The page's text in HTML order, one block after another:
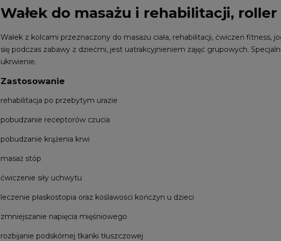
Wałek do masażu i rehabilitacji, roller
Wałek z kolcami przeznaczony do masażu ciała, rehabilitacji, ćwiczeń fitness,
się podczas zabawy z dziećmi, jest uatrakcyjnieniem zajęć grupowych.
ukrwienie.
Zastosowanie
rehabilitacja po przebytym urazie
pobudzanie receptorów czucia
pobudzanie krążenia krwi
masaż stóp
ćwiczenie siły uchwytu
leczenie płaskostopia oraz koślawości kończyn u dzieci
zmniejszanie napięcia mięśniowego
rozbijanie podskórnej tkanki tłuszczowej